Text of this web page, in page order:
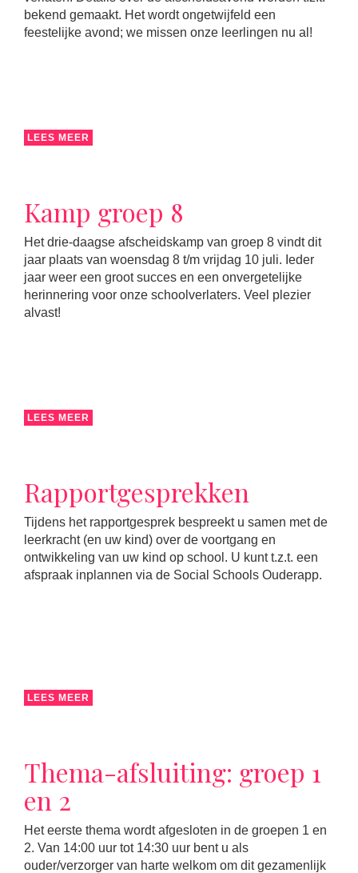
bekend gemaakt. Het wordt ongetwijfeld een
feestelijke avond; we missen onze leerlingen nu al!
LEES MEER
Kamp groep 8
Het drie-daagse afscheidskamp van groep 8 vindt dit
jaar plaats van woensdag 8 t/m vrijdag 10 juli. Ieder
jaar weer een groot succes en een onvergetelijke
herinnering voor onze schoolverlaters. Veel plezier
alvast!
LEES MEER
Rapportgesprekken
Tijdens het rapportgesprek bespreekt u samen met de
leerkracht (en uw kind) over de voortgang en
ontwikkeling van uw kind op school. U kunt t.z.t. een
afspraak inplannen via de Social Schools Ouderapp.
LEES MEER
Thema-afsluiting: groep 1
en 2
Het eerste thema wordt afgesloten in de groepen 1 en
2. Van 14:00 uur tot 14:30 uur bent u als
ouder/verzorger van harte welkom om dit gezamenlijk